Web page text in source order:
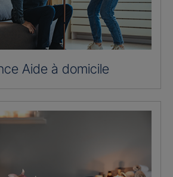
Aide à domicile